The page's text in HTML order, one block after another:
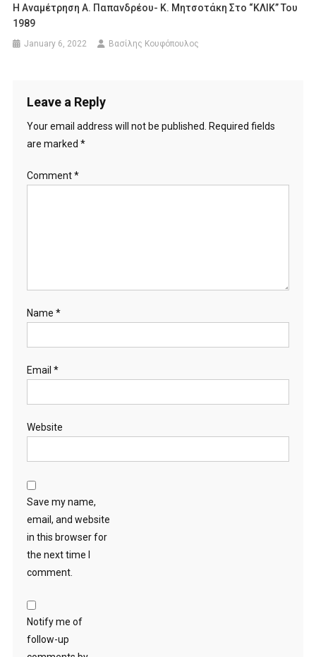
Η Αναμέτρηση Α. Παπανδρέου- Κ. Μητσοτάκη Στο “ΚΛΙΚ” Του
1989
January 6, 2022 Βασίλης Κουφόπουλος
Leave a Reply
Your email address will not be published.
Required fields
are marked *
Comment*
Name *
Email *
Website
Save my name,
email, and website
in this browser for
the next time I
comment.
Notify me of
follow-up